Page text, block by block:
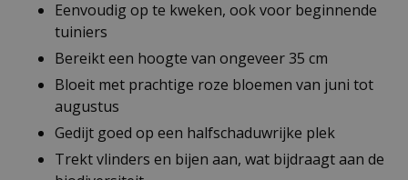
Eenvoudig op te kweken, ook voor beginnende
tuiniers
Bereikt een hoogte van ongeveer 35 cm
Bloeit met prachtige roze bloemen van juni tot
augustus
Gedijt goed op een halfschaduwrijke plek
Trekt vlinders en bijen aan, wat bijdraagt aan de